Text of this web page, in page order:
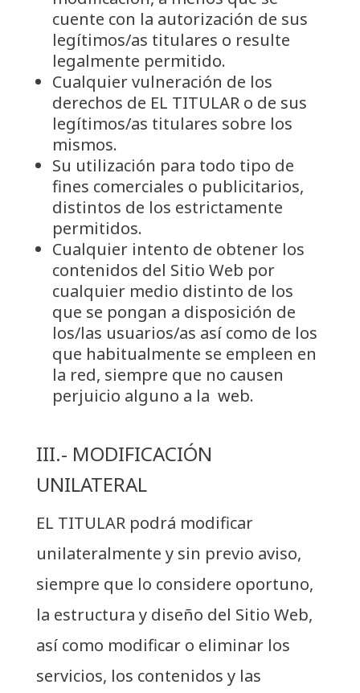
cuente con la autorización de sus
legítimos/as titulares o resulte
legalmente permitido.
Cualquier vulneración de los
derechos de EL TITULAR o de sus
legítimos/as titulares sobre los
mismos.
Su utilización para todo tipo de
fines comerciales o publicitarios,
distintos de los estrictamente
permitidos.
Cualquier intento de obtener los
contenidos del Sitio Web por
cualquier medio distinto de los
que se pongan a disposición de
los/las usuarios/as así como de los
que habitualmente se empleen en
la red, siempre que no causen
perjuicio alguno a la web.
III.- MODIFICACIÓN
UNILATERAL
EL TITULAR podrá modificar
unilateralmente y sin previo aviso,
siempre que lo considere oportuno,
la estructura y diseño del Sitio Web,
así como modificar o eliminar los
servicios, los contenidos y las